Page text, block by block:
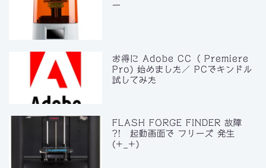
ー
お得に Adobe CC（ Premiere
Pro) 始めました／ PCでキンドル
試してみた
FLASH FORGE FINDER 故障
?! 起動画面で フリーズ 発生
(+_+)